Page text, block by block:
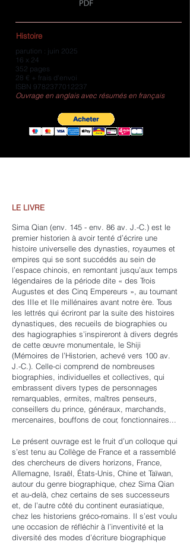
Histoire
parution : juin 2025
16 x 24
352 pages
28 € + frais d'envoi
ISBN 9782377012237
Ouvrage en anglais avec résumés en français
LE LIVRE
Sima Qian (env. 145 - env. 86 av. J.-C.) est le
premier historien à avoir tenté d’écrire une
histoire universelle des dynasties, royaumes et
empires qui se sont succédés au sein de
l’espace chinois, en remontant jusqu’aux temps
légendaires de la période dite « des Trois
Augustes et des Cinq Empereurs », au tournant
des IIIe et IIe millénaires avant notre ère. Tous
les lettrés qui écriront par la suite des histoires
dynastiques, des recueils de biographies ou
des hagiographies s’inspireront à divers degrés
de cette œuvre monumentale, le Shiji
(Mémoires de l’Historien, achevé vers 100 av.
J.-C.). Celle-ci comprend de nombreuses
biographies, individuelles et collectives, qui
embrassent divers types de personnages
remarquables, ermites, maîtres penseurs,
conseillers du prince, généraux, marchands,
mercenaires, bouffons de cour, fonctionnaires...
Le présent ouvrage est le fruit d’un colloque qui
s’est tenu au Collège de France et a rassemblé
des chercheurs de divers horizons, France,
Allemagne, Israël, États-Unis, Chine et Taïwan,
autour du genre biographique, chez Sima Qian
et au-delà, chez certains de ses successeurs
et, de l’autre côté du continent eurasiatique,
chez les historiens gréco-romains. Il s’est voulu
une occasion de réfléchir à l’inventivité et la
diversité des modes d’écriture biographique